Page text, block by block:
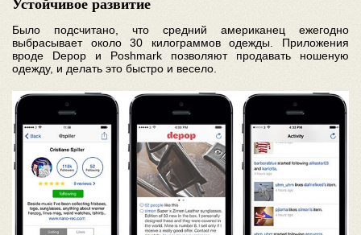
Устойчивое развитие
Было подсчитано, что средний американец ежегодно
выбрасывает около 30 килограммов одежды. Приложения
вроде Depop и Poshmark позволяют продавать ношеную
одежду, и делать это быстро и весело.